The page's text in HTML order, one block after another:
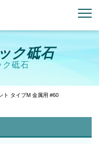
ク砥石
ク砥石
ト タイプM 金属用 #60